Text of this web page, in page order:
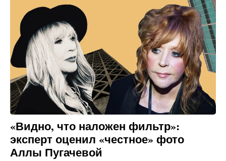
«Видно, что наложен фильтр»:
эксперт оценил «честное» фото
Аллы Пугачевой